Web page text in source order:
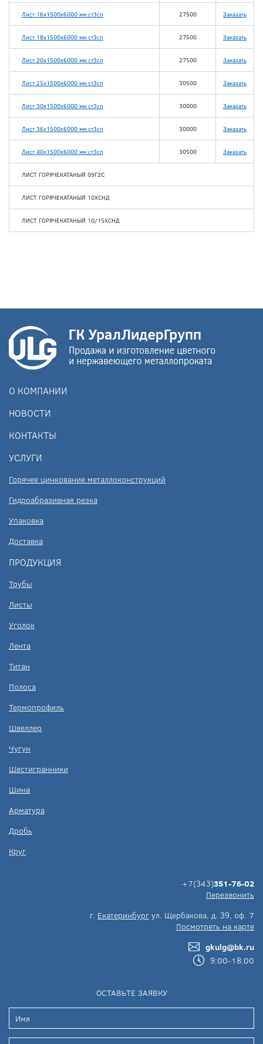
Лист 16x1500x6000 мм ст3сп 27500 Заказать
Лист 18x1500x6000 мм ст3сп 27500 Заказать
Лист 20x1500x6000 мм ст3сп 27500 Заказать
Лист 25x1500x6000 мм ст3сп 30500 Заказать
Лист 30x1500x6000 мм ст3сп 30000 Заказать
Лист 36x1500x6000 мм ст3сп 30000 Заказать
Лист 40x1500x6000 мм ст3сп 30500 Заказать
ЛИСТ ГОРЯЧЕКАТАНЫЙ 09Г2С
ЛИСТ ГОРЯЧЕКАТАНЫЙ 10ХСНД
ЛИСТ ГОРЯЧЕКАТАНЫЙ 10/15ХСНД
О КОМПАНИИ
НОВОСТИ
КОНТАКТЫ
УСЛУГИ
Горячее цинкование металлоконструкций
Гидроабразивная резка
Упаковка
Доставка
ПРОДУКЦИЯ
Трубы
Листы
Уголок
Лента
Титан
Полоса
Термопрофиль
Швеллер
Чугун
Шестигранники
Шина
Арматура
Дробь
Круг
+7(343)351-76-02
Перезвонить
г. Екатеринбург ул. Щербакова, д. 39, оф. 7
Посмотреть на карте
gkulg@bk.ru
9:00-18:00
ОСТАВЬТЕ ЗАЯВКУ